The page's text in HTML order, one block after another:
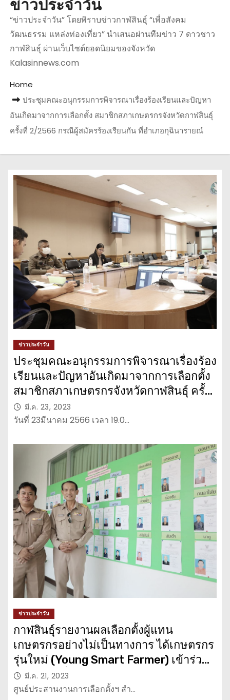
ข่าวประจำวัน
“ข่าวประจำวัน” โดยพิราบข่าวกาฬสินธุ์ “เพื่อสังคม
วัฒนธรรม แหล่งท่องเที่ยว” นำเสนอผ่านทีมข่าว 7 ดาวชาว
กาฬสินธุ์ ผ่านเว็บไซต์ยอดนิยมของจังหวัด
Kalasinnews.com
Home
ประชุมคณะอนุกรรมการพิจารณาเรื่องร้องเรียนและปัญหา
อันเกิดมาจากการเลือกตั้ง สมาชิกสภาเกษตรกรจังหวัดกาฬสินธุ์
ครั้งที่ 2/2566 กรณีผู้สมัครร้องเรียนกัน ที่อำเภอกุฉินารายณ์
ข่าวประจำวัน
ประชุมคณะอนุกรรมการพิจารณาเรื่องร้อง
เรียนและปัญหาอันเกิดมาจากการเลือกตั้ง
สมาชิกสภาเกษตรกรจังหวัดกาฬสินธุ์ ครั้ง
ที่ 2/2566 กรณีผู้สมัครร้องเรียนกัน ที่
อำเภอกุฉินารายณ์
มี.ค. 23, 2023
วันที่ 23มีนาคม 2566 เวลา 19.0…
ข่าวประจำวัน
กาฬสินธุ์รายงานผลเลือกตั้งผู้แทน
เกษตรกรอย่างไม่เป็นทางการ ได้เกษตรกร
รุ่นใหม่ (Young Smart Farmer) เข้าร่วม
1 ราย พบเรื่องร้องเรียน 1 อำเภอ
มี.ค. 21, 2023
ศูนย์ประสานงานการเลือกตั้งฯ สำ…